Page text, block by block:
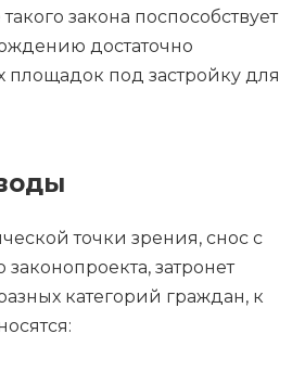
закона поспособствует
достаточно
площадок под застройку для
точки зрения, снос с
затронет
категорий граждан, к